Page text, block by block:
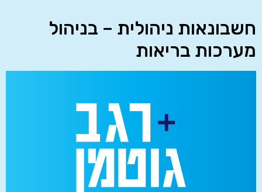
חשבונאות ניהולית – בניהול
מערכות בריאות